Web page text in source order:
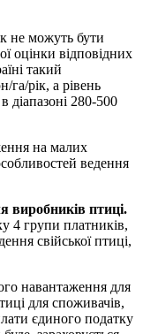
не можуть бути
оцінки відповідних
такий
га/рік, а рівень
діапазоні 280-500
на малих
ведення
виробників птиці.
4 групи платників,
свійської птиці,
навантаження для
для споживачів,
єдиного податку